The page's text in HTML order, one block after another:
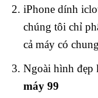
iPhone dính
chúng tôi chỉ
cả máy có
Ngoài hình đẹp
máy 99